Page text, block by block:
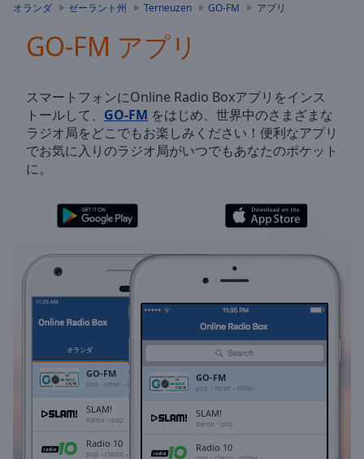
Play
Video
Skip
Backward
Skip
Forward
Current
Duration-:-
0.00%
Stream
TypeLIVE
LIVE
Remaining
オランダ ゼーラント州 Terneuzen GO-FM アプリ
GO-FM アプリ
スマートフォンにOnline Radio Boxアプリをインス
トールして、 GO-FM をはじめ、世界中のさまざまな
ラジオ局をどこでもお楽しみください！便利なアプリ
でお気に入りのラジオ局がいつでもあなたのポケット
に。
オランダ
GO-FM
pop news oldies
SLAM!
dance pop
Radio 10
pop classic
GO-FM
pop news oldies
SLAM!
dance pop
Radio 10